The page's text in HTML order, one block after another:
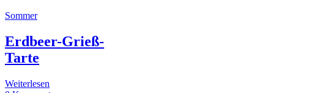
Sommer
Erdbeer-Grieß-
Tarte
Weiterlesen